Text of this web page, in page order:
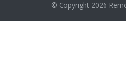
© Copyright 2026